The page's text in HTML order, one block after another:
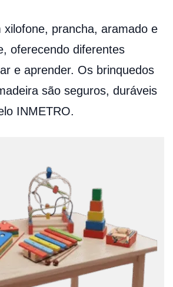
xilofone, prancha, aramado e
oferecendo diferentes
e aprender. Os brinquedos
são seguros, duráveis
INMETRO.